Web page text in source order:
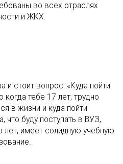
во всех отраслях
и ЖКХ.
и стоит вопрос: «Куда пойти
когда тебе 17 лет, трудно
в жизни и куда пойти
что буду поступать в ВУЗ,
лет, имеет солидную учебную